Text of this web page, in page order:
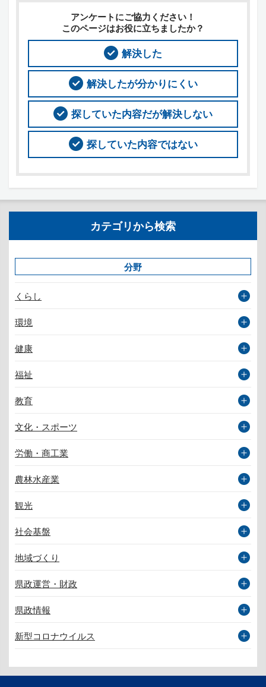
アンケートにご協力ください！
このページはお役に立ちましたか？
解決した
解決したが分かりにくい
探していた内容だが解決しない
探していた内容ではない
カテゴリから検索
分野
くらし
環境
健康
福祉
教育
文化・スポーツ
労働・商工業
農林水産業
観光
社会基盤
地域づくり
県政運営・財政
県政情報
新型コロナウイルス